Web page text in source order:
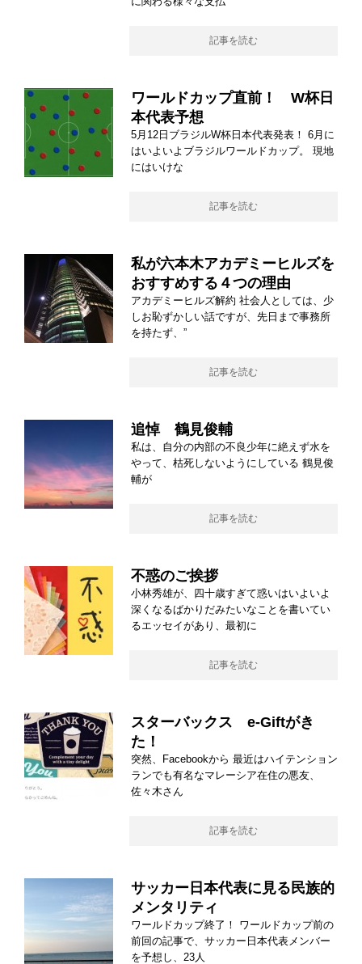
記事を読む
ワールドカップ直前！ W杯日
本代表予想
5月12日ブラジルW杯日本代表発表！ 6月に
はいよいよブラジルワールドカップ。 現地
にはいけな
記事を読む
私が六本木アカデミーヒルズを
おすすめする４つの理由
アカデミーヒルズ解約 社会人としては、少
しお恥ずかしい話ですが、先日まで事務所
を持たず、”
記事を読む
追悼 鶴見俊輔
私は、自分の内部の不良少年に絶えず水を
やって、枯死しないようにしている 鶴見俊
輔が
記事を読む
不惑のご挨拶
小林秀雄が、四十歳すぎて惑いはいよいよ
深くなるばかりだみたいなことを書いてい
るエッセイがあり、最初に
記事を読む
スターバックス e-Giftがき
た！
突然、Facebookから 最近はハイテンション
ランでも有名なマレーシア在住の悪友、
佐々木さん
記事を読む
サッカー日本代表に見る民族的
メンタリティ
ワールドカップ終了！ ワールドカップ前の
前回の記事で、サッカー日本代表メンバー
を予想し、23人